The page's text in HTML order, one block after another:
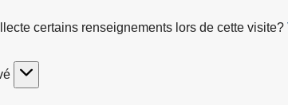
certains renseignements lors de cette visite?